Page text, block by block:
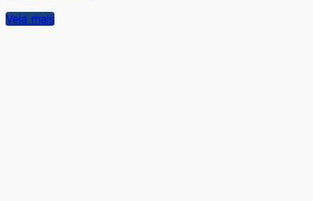
Veja mais